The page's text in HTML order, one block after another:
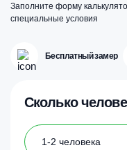
Заполните форму
специальные условия
Бесплатный замер
Сколько
1-2 человека